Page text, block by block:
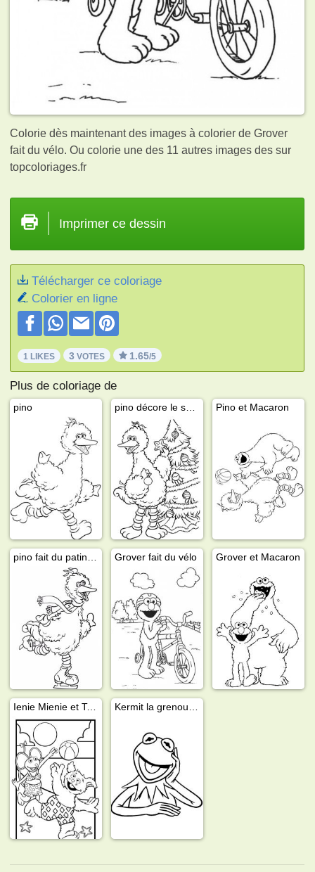
Colorie dès maintenant des images à colorier de Grover
fait du vélo. Ou colorie une des 11 autres images dessur
topcoloriages.fr
Imprimer ce dessin
Télécharger ce coloriage
Colorier en ligne
1 LIKES 3 VOTES 1.65/5
Plus de coloriage de
pino Pino et Macaron
Grover fait du vélo Grover et Macaron
Ienie Mienie et Tommie